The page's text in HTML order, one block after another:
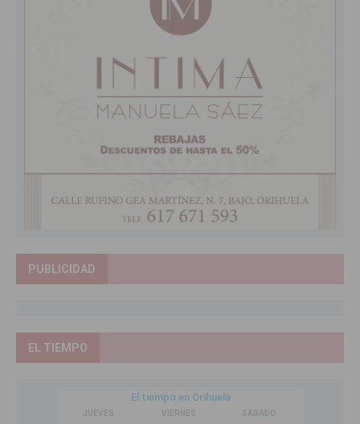
PUBLICIDAD
EL TIEMPO